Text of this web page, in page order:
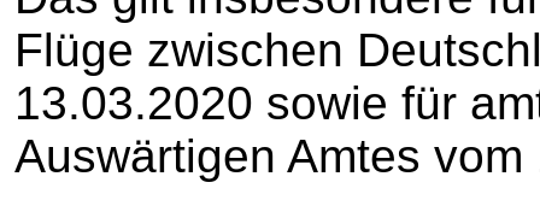
Flüge zwischen
13.03.2020 sowie für
Auswärtigen Amtes